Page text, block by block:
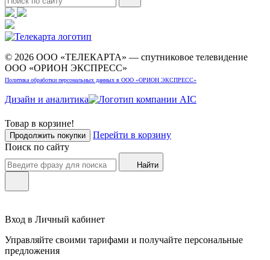
© 2026 ООО «ТЕЛЕКАРТА» — спутниковое телевидение
ООО «ОРИОН ЭКСПРЕСС»
Политика обработки персональных данных в ООО «ОРИОН ЭКСПРЕСС»
Дизайн и аналитика
Товар в корзине!
Продолжить покупки
Перейти в корзину
Поиск по сайту
Найти
Вход в Личный кабинет
Управляйте своими тарифами и получайте персональные
предложения